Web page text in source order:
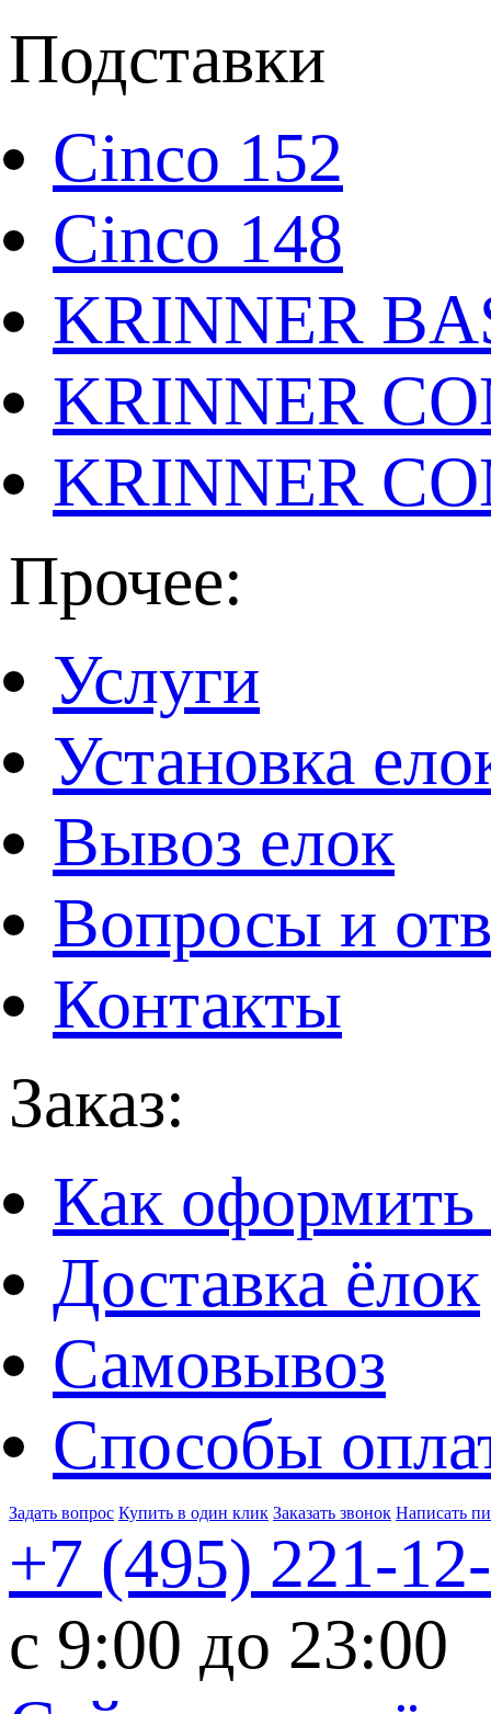
Подставки
Cinco 152
Cinco 148
KRINNER
KRINNER
KRINNER
Прочее:
Услуги
Установка
Вывоз елок
Вопросы и
Контакты
Заказ:
Как оформить
Доставка ёлок
Самовывоз
Способы
Задать вопрос Купить в один клик Заказать звонок Написать
+7 (495) 221-
c 9:00 до 23:00